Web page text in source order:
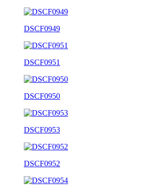
DSCF0949
DSCF0951
DSCF0950
DSCF0953
DSCF0952